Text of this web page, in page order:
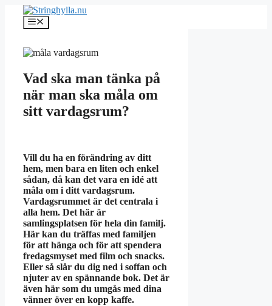
Hoppa
innehåll
Meny
Vad ska man tänka på
när man ska måla om
sitt vardagsrum?
Vill du ha en förändring av ditt
hem, men bara en liten och enkel
sådan, då kan det vara en idé att
måla om i ditt vardagsrum.
Vardagsrummet är det centrala i
alla hem. Det här är
samlingsplatsen för hela din familj.
Här kan du träffas med familjen
för att hänga och för att spendera
fredagsmyset med film och snacks.
Eller så slår du dig ned i soffan och
njuter av en spännande bok. Det är
även här som du umgås med dina
vänner över en kopp kaffe.